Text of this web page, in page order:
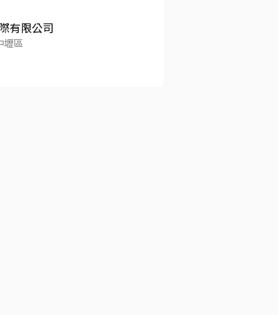
有限公司
壢區